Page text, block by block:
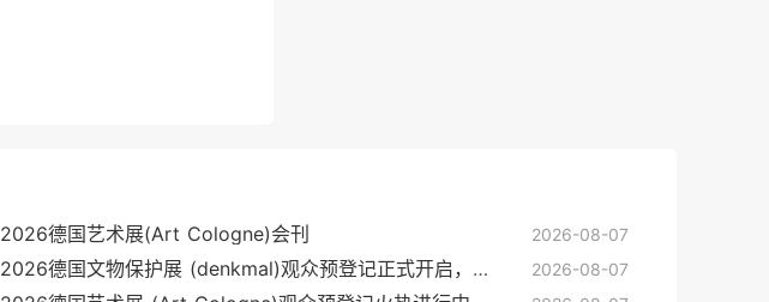
2026德国艺术展(Art Cologne)会刊 2026-08-07
2026德国文物保护展 (denkmal)观众预登记正式开启，精彩即将登场！ 2026-08-07